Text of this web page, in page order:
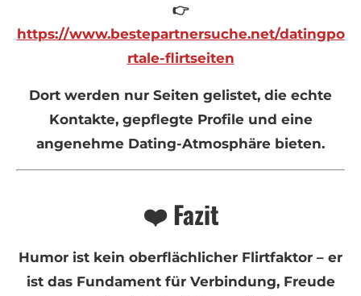
👉
https://www.bestepartnersuche.net/datingpo
rtale-flirtseiten
Dort werden nur Seiten gelistet, die echte
Kontakte, gepflegte Profile und eine
angenehme Dating-Atmosphäre bieten.
❤️ Fazit
Humor ist kein oberflächlicher Flirtfaktor – er
ist das Fundament für Verbindung, Freude